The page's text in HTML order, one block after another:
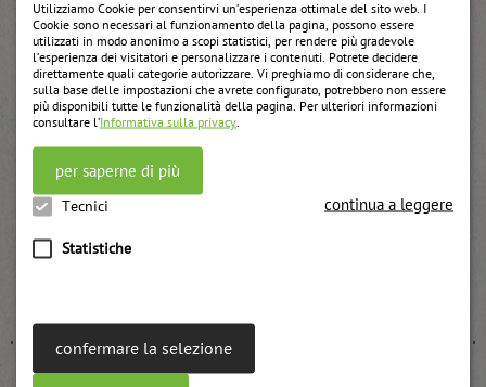
Utilizziamo Cookie per consentirvi un’esperienza ottimale del sito web. I
Cookie sono necessari al funzionamento della pagina, possono essere
utilizzati in modo anonimo a scopi statistici, per rendere più gradevole
l’esperienza dei visitatori e personalizzare i contenuti. Potrete decidere
direttamente quali categorie autorizzare. Vi preghiamo di considerare che,
sulla base delle impostazioni che avrete configurato, potrebbero non essere
più disponibili tutte le funzionalità della pagina. Per ulteriori informazioni
consultare l’Informativa sulla privacy
per saperne di più
Tecnici
Statistiche
continua a leggere
confermare la selezione